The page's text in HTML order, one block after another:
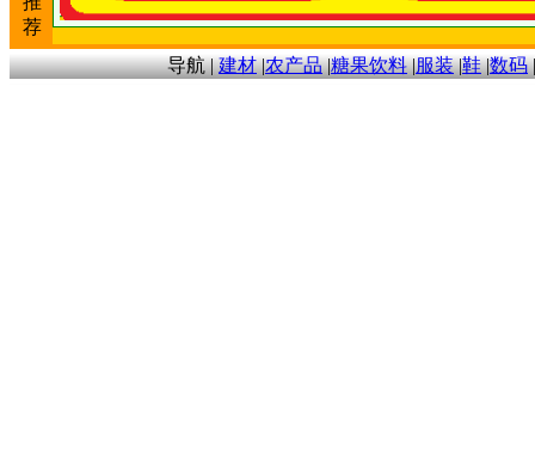
荐
导航|建材|农产品|糖果饮料|服装|鞋|数码|